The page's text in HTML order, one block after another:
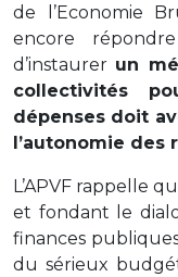
de l’Economie
encore
d’instaurer un
collectivités
dépenses doit
l’autonomie des
L’APVF rappelle
et fondant le
finances
du sérieux